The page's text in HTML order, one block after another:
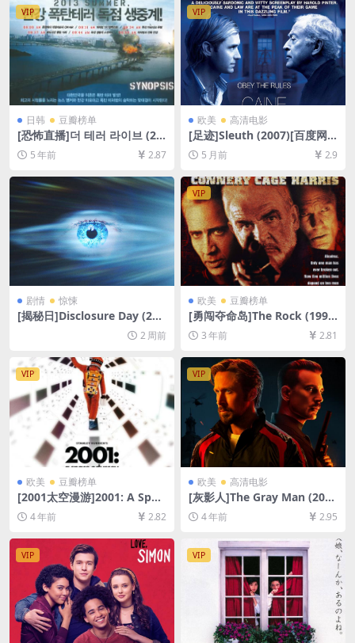
VIP
日韩 豆瓣榜单
[恐怖直播]더 테러 라이브 (20
13)[百度网盘+迅雷云盘资源1
080P超清未删减][MP4/5.5G
5 年前 2.87
VIP
欧美 高清电影
[足迹]Sleuth (2007)[百度网
盘+夸克网盘1080P超清未删
减资源][网盘在线播放/下载]
5 月前 2.9
剧情 惊悚
[揭秘日]Disclosure Day (202
6)[百度网盘+夸克网盘1080P
超清未删减资源][网盘在线播
放/下载][MP4/9.6GB][中文字
幕]
2 周前
VIP
欧美 豆瓣榜单
[勇闯夺命岛]The Rock (199
6)[百度网盘+夸克网盘1080P
超清未删减资源][网盘在线播
放/下载][MP4/8GB][中英字
幕]
3 年前 2.81
VIP
欧美 豆瓣榜单
[2001太空漫游]2001: A Spac
e Odyssey (1968)[百度网盘
+迅雷云盘资源1080P超清未
删减][MP4/9GB][中英字幕]
4 年前 2.82
VIP
欧美 高清电影
[灰影人]The Gray Man (202
2)[百度网盘+迅雷云盘资源10
80P超清未删减][MP4/7GB]
4 年前 2.95
VIP VIP